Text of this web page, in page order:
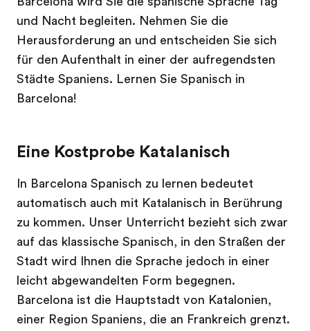
und Nacht begleiten. Nehmen Sie die
Herausforderung an und entscheiden Sie sich
für den Aufenthalt in einer der aufregendsten
Städte Spaniens. Lernen Sie Spanisch in
Barcelona!
Eine Kostprobe Katalanisch
In Barcelona Spanisch zu lernen bedeutet
automatisch auch mit Katalanisch in Berührung
zu kommen. Unser Unterricht bezieht sich zwar
auf das klassische Spanisch, in den Straßen der
Stadt wird Ihnen die Sprache jedoch in einer
leicht abgewandelten Form begegnen.
Barcelona ist die Hauptstadt von Katalonien,
einer Region Spaniens, die an Frankreich grenzt.